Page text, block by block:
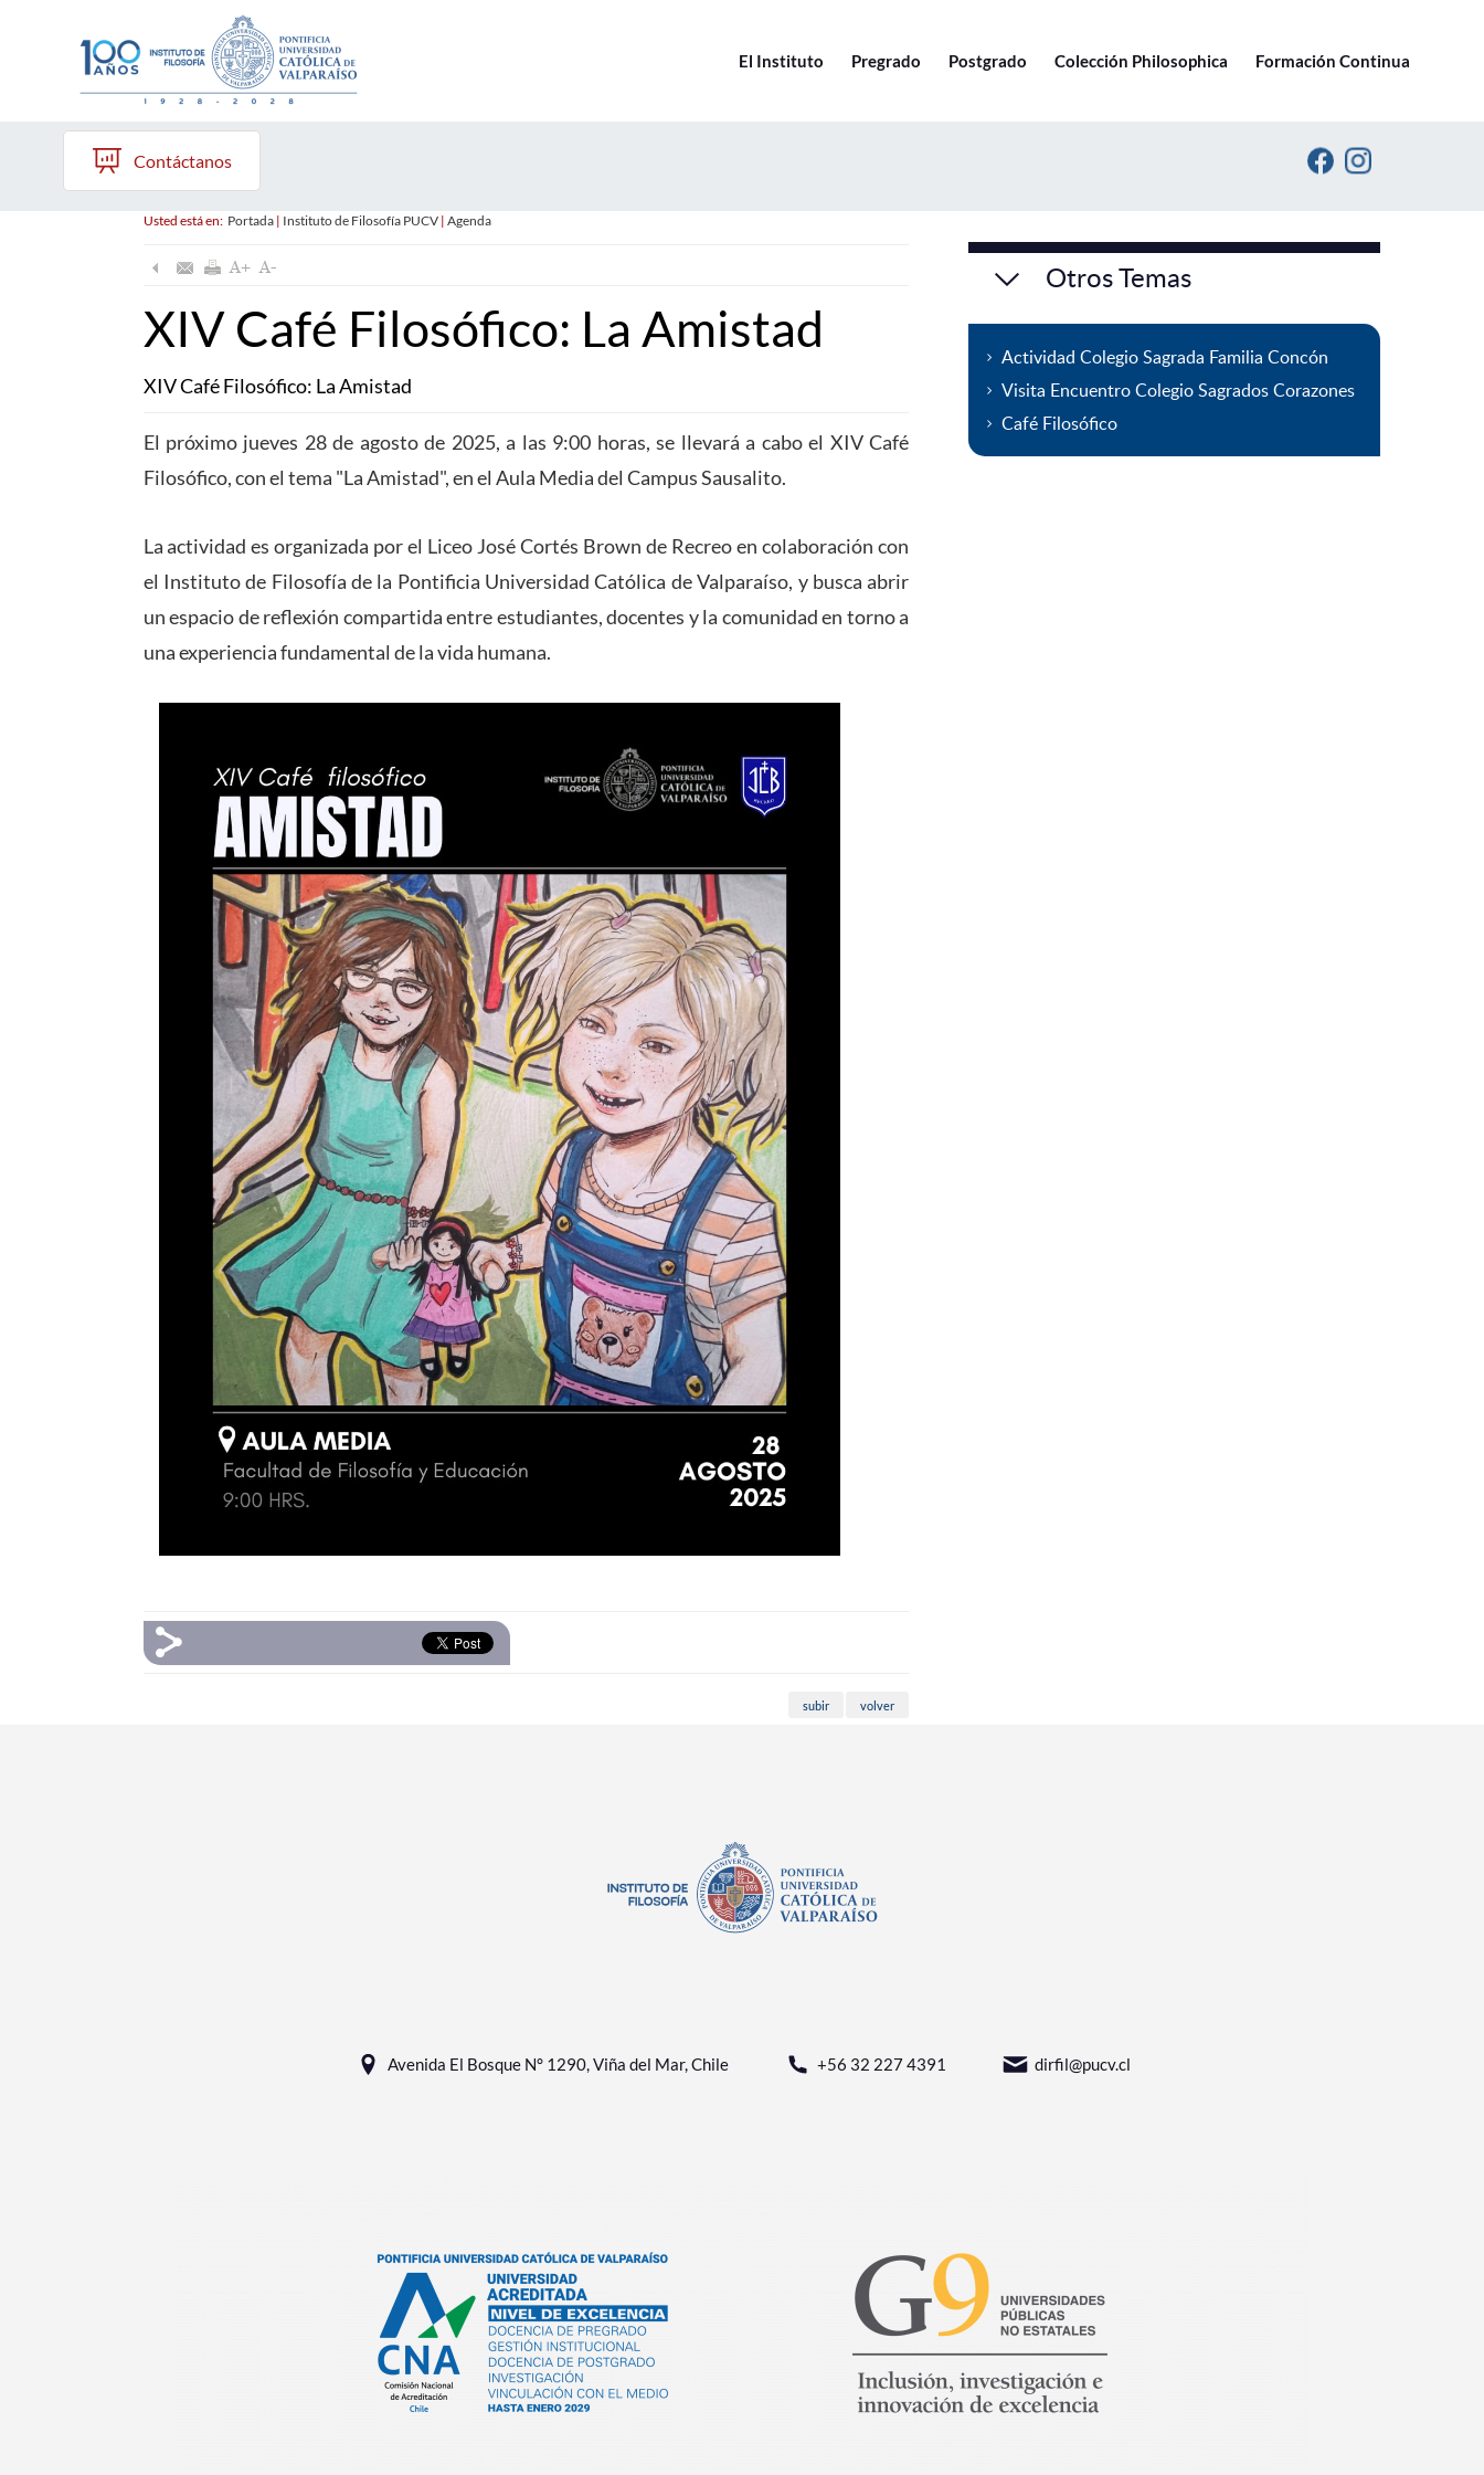
El Instituto Pregrado Postgrado Colección Philosophica Formación Continua
Contáctanos
Usted está en: Portada| Instituto de Filosofía PUCV| Agenda
XIV Café Filosófico: La Amistad
XIV Café Filosófico: La Amistad
El próximo jueves 28 de agosto de 2025, a las 9:00 horas, se llevará a cabo el XIV Café
Filosófico, con el tema "La Amistad", en el Aula Media del Campus Sausalito.
La actividad es organizada por el Liceo José Cortés Brown de Recreo en colaboración con
el Instituto de Filosofía de la Pontificia Universidad Católica de Valparaíso, y busca abrir
un espacio de reflexión compartida entre estudiantes, docentes y la comunidad en torno a
una experiencia fundamental de la vida humana.
subir volver
Otros Temas
Actividad Colegio Sagrada Familia Concón
Visita Encuentro Colegio Sagrados Corazones
Café Filosófico
Avenida El Bosque N° 1290, Viña del Mar, Chile +56 32 227 4391 dirfil@pucv.cl